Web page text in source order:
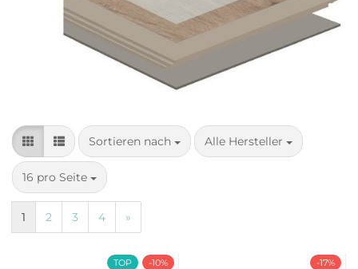
Sortieren nach
Sortieren nach Alle Hersteller
pro Seite
16 pro Seite
pro Seite
1 2 3 4 »
TOP -10% -17%